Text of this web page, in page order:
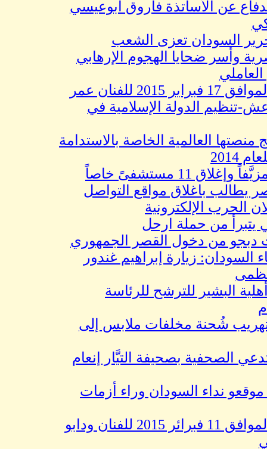
عن الأساتذة فاروق أبوعيسي
تعزى الشعب
ضحايا الهجوم الإرهابي
كاركاتير اليوم الموافق 17 فبراير 2015 للفنان عمر
الدولة الإسلامية في
العالمية الخاصة بالاستدامة
باغلاق مواقع التواصل
الإلكترونية
من حملة ارحل
من دخول القصر الجمهوري
زيارة إبراهيم غندور
للترشح للرئاسة
شُحنة مخلفات ملابس إلى
بصحيفة التيَّار إنعام
السودان وراء أزمات
كاركاتير اليوم الموافق 11 فبرائر 2015 للفنان ودابو